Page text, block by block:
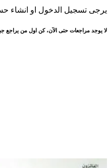
يرجى تسجيل الدخول او انشاء
لا يوجد مراجعات حتى الآن، كن اول من يراجع